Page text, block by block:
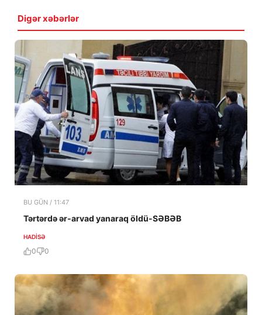
Digər xəbərlər
BU GÜN / 11:47
Tərtərdə ər-arvad yanaraq öldü-SƏBƏB
HADISƏ
0 0